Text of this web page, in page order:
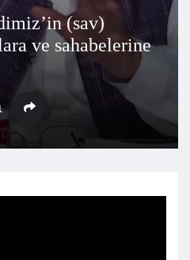
(sav)
ve sahabelerine